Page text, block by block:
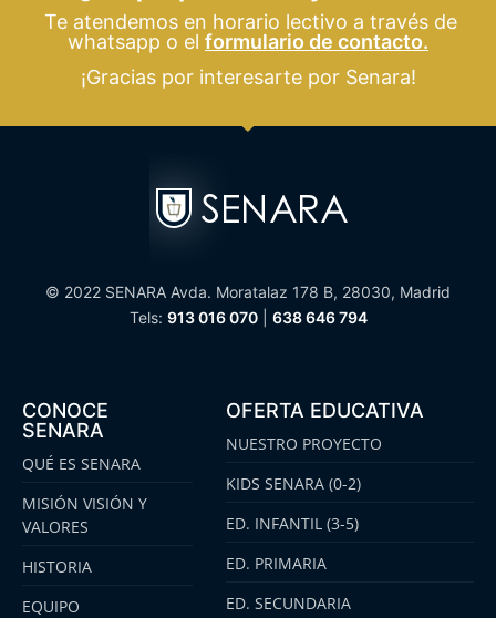
Te atendemos en horario lectivo a través de
whatsapp o el formulario de contacto.
¡Gracias por interesarte por Senara!
© 2022 SENARA Avda. Moratalaz 178 B, 28030, Madrid
Tels: 913 016 070| 638 646 794
CONOCE
SENARA
QUÉ ES SENARA
MISIÓN VISIÓN Y
VALORES
HISTORIA
EQUIPO
OFERTA EDUCATIVA
NUESTRO PROYECTO
KIDS SENARA (0-2)
ED. INFANTIL (3-5)
ED. PRIMARIA
ED. SECUNDARIA